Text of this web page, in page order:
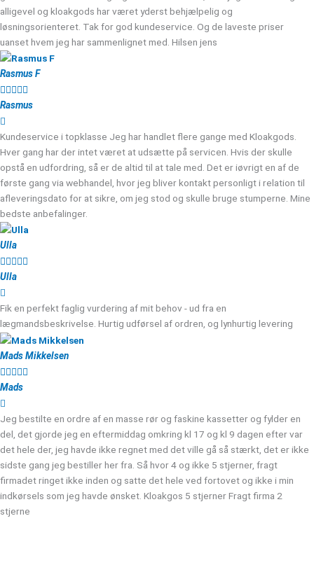
alligevel og kloakgods har været yderst behjælpelig og
løsningsorienteret. Tak for god kundeservice. Og de laveste priser
uanset hvem jeg har sammenlignet med. Hilsen jens
Rasmus F

Rasmus
Kundeservice i topklasse Jeg har handlet flere gange med Kloakgods.
Hver gang har der intet været at udsætte på servicen. Hvis der skulle
opstå en udfordring, så er de altid til at tale med. Det er iøvrigt en af de
første gang via webhandel, hvor jeg bliver kontakt personligt i relation til
afleveringsdato for at sikre, om jeg stod og skulle bruge stumperne. Mine
bedste anbefalinger.
Ulla

Ulla
Fik en perfekt faglig vurdering af mit behov - ud fra en
lægmandsbeskrivelse. Hurtig udførsel af ordren, og lynhurtig levering
Mads Mikkelsen

Mads
Jeg bestilte en ordre af en masse rør og faskine kassetter og fylder en
del, det gjorde jeg en eftermiddag omkring kl 17 og kl 9 dagen efter var
det hele der, jeg havde ikke regnet med det ville gå så stærkt, det er ikke
sidste gang jeg bestiller her fra. Så hvor 4 og ikke 5 stjerner, fragt
firmadet ringet ikke inden og satte det hele ved fortovet og ikke i min
indkørsels som jeg havde ønsket. Kloakgos 5 stjerner Fragt firma 2
stjerne